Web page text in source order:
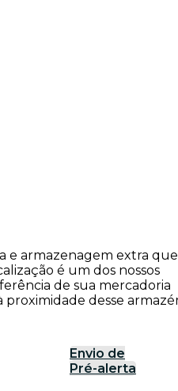
e armazenagem extra que
é um dos nossos
de sua mercadoria
proximidade desse
Envio de
Pré-alerta